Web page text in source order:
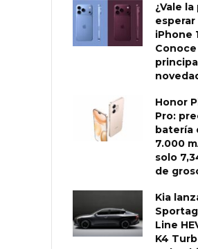
¿Vale
esperar
iPhone
Conoce
Honor
Pro:
batería
7.000
solo
de
Kia
Line
K4